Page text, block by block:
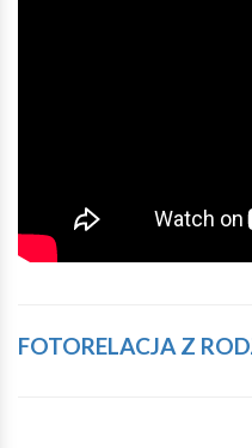
FOTORELACJA Z